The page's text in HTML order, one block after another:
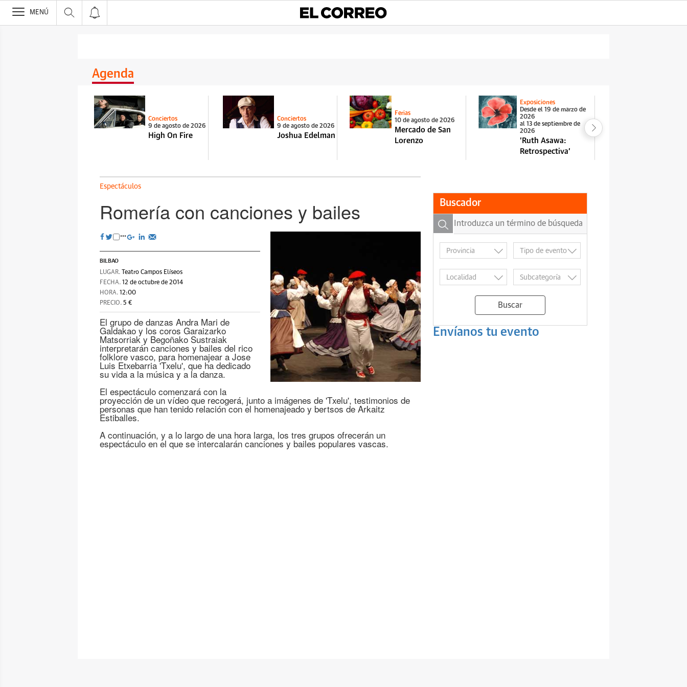
>
MENÚ
Agenda
Conciertos
9 de agosto de 2026
High On Fire
Conciertos
9 de agosto de 2026
Joshua Edelman
Ferias
10 de agosto de 2026
Mercado de San
Lorenzo
Exposiciones
Desde el 19 de marzo de
2026
al 13 de septiembre de
2026
'Ruth Asawa:
Retrospectiva'
Espectáculos
Romería con canciones y bailes
BILBAO
LUGAR.
Teatro Campos Elíseos
FECHA. 12 de octubre de 2014
HORA. 12:00
PRECIO. 5 €
El grupo de danzas Andra Mari de
Galdakao y los coros Garaizarko
Matsorriak y Begoñako Sustraiak
interpretarán canciones y bailes del rico
folklore vasco, para homenajear a Jose
Luis Etxebarria 'Txelu', que ha dedicado
su vida a la música y a la danza.
El espectáculo comenzará con la
proyección de un vídeo que recogerá, junto a imágenes de 'Txelu', testimonios de
personas que han tenido relación con el homenajeado y bertsos de Arkaitz
Estiballes.
A continuación, y a lo largo de una hora larga, los tres grupos ofrecerán un
espectáculo en el que se intercalarán canciones y bailes populares vascas.
Buscador
Buscar
Envíanos tu evento